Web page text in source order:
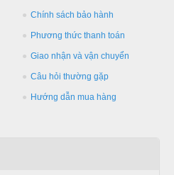
Chính sách bảo hành
Phương thức thanh toán
Giao nhận và vận chuyển
Câu hỏi thường gặp
Hướng dẫn mua hàng